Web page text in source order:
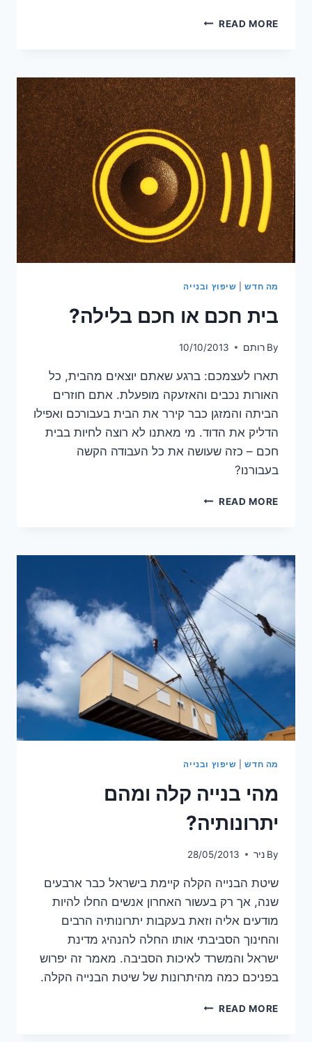
READ MOREהגזיבו
פרגולות
וסוככים
מה חדש| שיפוץ ובנייה
בית חכם או חכם בלילה?
By רותם 10/10/2013
תארו לעצמכם: ברגע שאתם יוצאים מהבית, כל
האורות נכבים והאזעקה מופעלת. אתם חוזרים
הביתה והמזגן כבר קירר את הבית בעבורכם ואפילו
הדליק את הדוד. מי מאתנו לא רוצה לחיות בבית
חכם – כזה שעושה את כל העבודה הקשה
בעבורנו?
READ MOREבית
בלילה?
מה חדש| שיפוץ ובנייה
מהי בנייה קלה ומהם
יתרונותיה?
By ניר 28/05/2013
שיטת הבנייה הקלה קיימת בישראל כבר ארבעים
שנה, אך רק בעשור האחרון אנשים החלו להיות
מודעים אליה וזאת בעקבות יתרונותיה הרבים
והחינוך הסביבתי אותו החלה להנהיג מדינת
ישראל והמשרד לאיכות הסביבה. מאמר זה יפרוש
בפניכם כמה מהיתרונות של שיטת הבנייה הקלה.
READ MOREמהי